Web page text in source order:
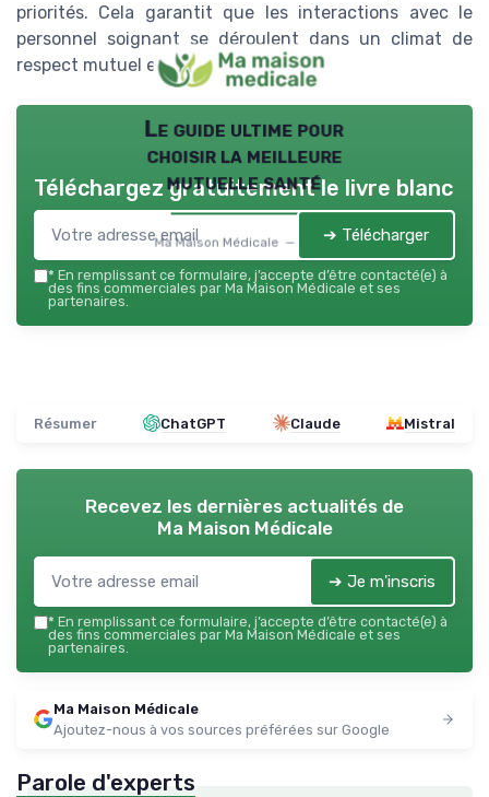
priorités. Cela garantit que les interactions avec le
personnel soignant se déroulent dans un climat de
respect mutuel et de dignité.
Le guide ultime pour
choisir la meilleure
mutuelle santé
Ma Maison Médicale — 2026
Téléchargez gratuitement le livre blanc
➔ Télécharger
* En remplissant ce formulaire, j’accepte d’être contacté(e) à
des fins commerciales par Ma Maison Médicale et ses
partenaires.
Résumer ChatGPT Claude Mistral
Recevez les dernières actualités de
Ma Maison Médicale
➔ Je m'inscris
* En remplissant ce formulaire, j’accepte d’être contacté(e) à
des fins commerciales par Ma Maison Médicale et ses
partenaires.
Ma Maison Médicale
Ajoutez-nous à vos sources préférées sur Google
Parole d'experts